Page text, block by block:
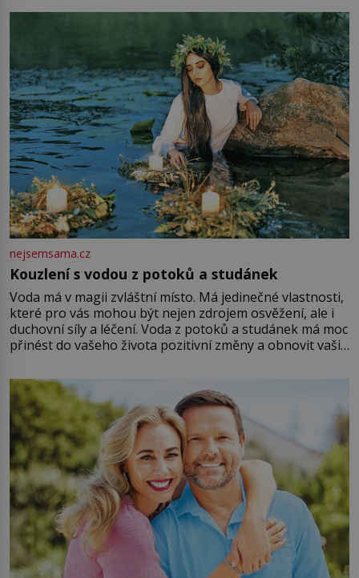
milostpaní. Stačí jenom na sukni,“ zhodnotí švadlena
množství růžového mušelínu. „Ošidili vás, podívejte.“
nejsemsama.cz
Kouzlení s vodou z potoků a studánek
Voda má v magii zvláštní místo. Má jedinečné vlastnosti,
které pro vás mohou být nejen zdrojem osvěžení, ale i
duchovní síly a léčení. Voda z potoků a studánek má moc
přinést do vašeho života pozitivní změny a obnovit vaši
můžete obohatit své rituály a přinést do svého života
větší harmonii a klid. Je důležité